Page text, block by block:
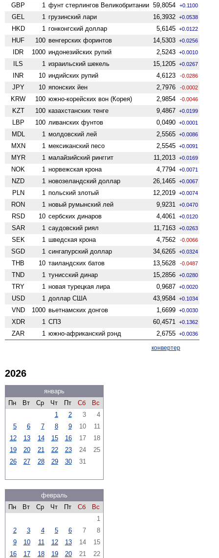
GBP 1 фунт стерлингов Велико­британии 59,8054 +0.1100
GEL 1 грузинский лари 16,3932 +0.0538
HKD 1 гонконгский доллар 5,6145 +0.0122
HUF 100 венгерских форинтов 14,5303 +0.0256
IDR 1000 индонезийских рупий 2,5243 +0.0010
ILS 1 израильский шекель 15,1205 +0.0267
INR 10 индийских рупий 4,6123 -0.0286
JPY 10 японских йен 2,7976 -0.0002
KRW 100 южно-корейских вон (Корея) 2,9854 -0.0046
KZT 100 казахстанских тенге 9,4867 +0.0199
LBP 100 ливанских фунтов 0,0490 +0.0001
MDL 1 молдовский лей 2,5565 +0.0086
MXN 1 мексиканский песо 2,5545 +0.0091
MYR 1 малайзийский ринггит 11,2013 +0.0169
NOK 1 норвежская крона 4,7794 +0.0071
NZD 1 ново­зеландский доллар 26,1465 +0.0067
PLN 1 польский злотый 12,2019 +0.0074
RON 1 новый румынский лей 9,9231 +0.0470
RSD 10 сербских динаров 4,4061 +0.0120
SAR 1 саудовский риял 11,7163 +0.0263
SEK 1 шведская крона 4,7562 -0.0066
SGD 1 сингапурский доллар 34,6265 +0.0324
THB 10 таиландских батов 13,5628 -0.0487
TND 1 тунисский динар 15,2856 +0.0280
TRY 1 новая турецкая лира 0,9687 +0.0020
USD 1 доллар США 43,9584 +0.1034
VND 1000 вьетнамских донгов 1,6699 +0.0030
XDR 1 СПЗ 60,4571 +0.1362
ZAR 1 южно-африканский рэнд 2,6755 +0.0036
конвертер
2026
январь
Пн
Вт Ср Чт Пт Сб
Вс
1
2 3
4
5
6 7 8 9 10
11
12
13 14 15 16 17
18
19
20 21 22 23 24
25
26
27 28 29 30 31
февраль
Пн
Вт Ср Чт Пт Сб
Вс
1
2
3 4 5 6 7
8
9
10 11 12 13 14
15
16
17 18 19 20 21 22